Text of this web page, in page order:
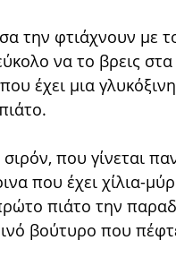
την φτιάχνουν με
να το βρεις
έχει μια
σιρόν, που γίνεται
που έχει χίλια-
πιάτο την
βούτυρο που